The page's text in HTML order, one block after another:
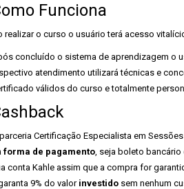
Funciona
realizar o curso o usuário terá acesso
concluído o sistema de aprendizagem o
atendimento utilizará técnicas e
válidos do curso e totalmente
Certificação Especialista em
forma de pagamento, seja boleto bancário
conta Kahle assim que a compra for
9% do valor investido sem nenhum